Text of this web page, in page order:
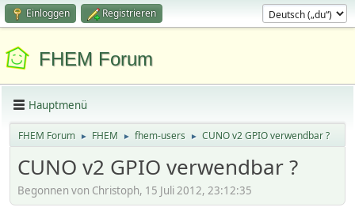
Einloggen Registrieren
FHEM Forum
Hauptmenü
FHEM Forum ► FHEM ► fhem-users ► CUNO v2 GPIO verwendbar ?
CUNO v2 GPIO verwendbar ?
Begonnen von Christoph, 15 Juli 2012, 23:12:35